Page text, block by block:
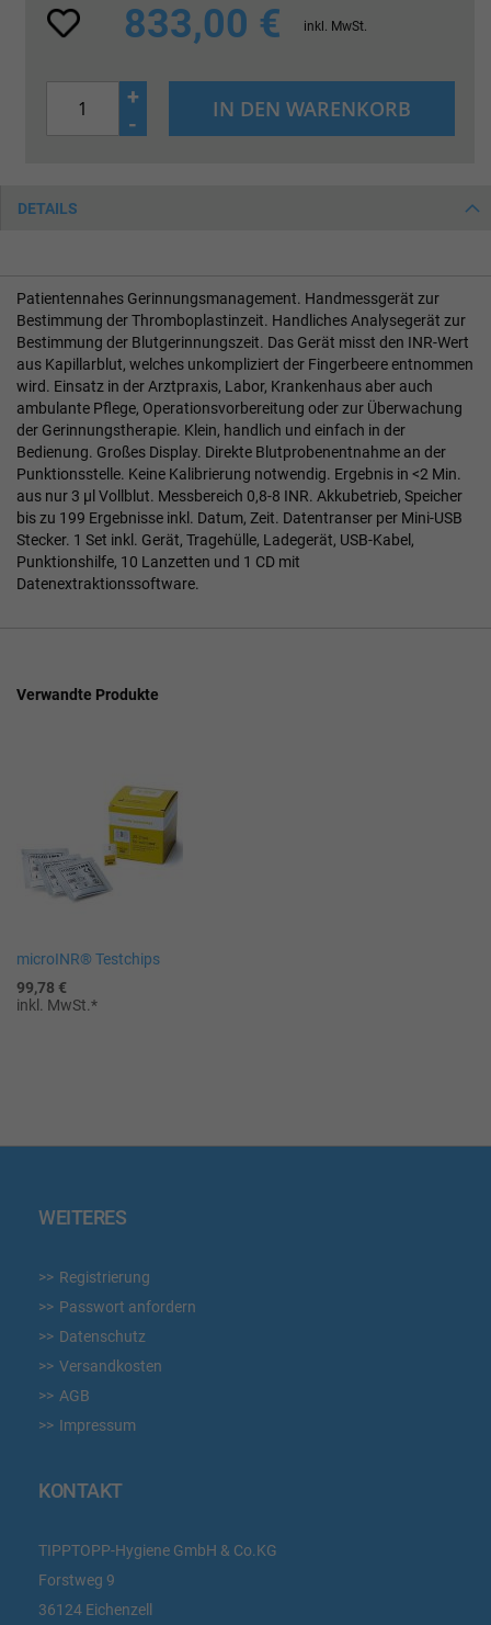
833,00 € inkl. MwSt.
+
-
IN DEN WARENKORB
DETAILS
Patientennahes Gerinnungsmanagement. Handmessgerät zur
Bestimmung der Thromboplastinzeit. Handliches Analysegerät zur
Bestimmung der Blutgerinnungszeit. Das Gerät misst den INR-Wert
aus Kapillarblut, welches unkompliziert der Fingerbeere entnommen
wird. Einsatz in der Arztpraxis, Labor, Krankenhaus aber auch
ambulante Pflege, Operationsvorbereitung oder zur Überwachung
der Gerinnungstherapie. Klein, handlich und einfach in der
Bedienung. Großes Display. Direkte Blutprobenentnahme an der
Punktionsstelle. Keine Kalibrierung notwendig. Ergebnis in <2 Min.
aus nur 3 µl Vollblut. Messbereich 0,8-8 INR. Akkubetrieb, Speicher
bis zu 199 Ergebnisse inkl. Datum, Zeit. Datentranser per Mini-USB
Stecker. 1 Set inkl. Gerät, Tragehülle, Ladegerät, USB-Kabel,
Punktionshilfe, 10 Lanzetten und 1 CD mit
Datenextraktionssoftware.
Verwandte Produkte
microINR® Testchips
inkl. MwSt.
99,78 €
In
den
Warenkorb
WEITERES
Registrierung
Passwort anfordern
Datenschutz
Versandkosten
AGB
Impressum
KONTAKT
TIPPTOPP-Hygiene GmbH & Co.KG
Forstweg 9
36124 Eichenzell